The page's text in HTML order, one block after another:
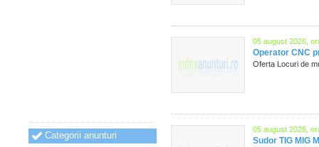
Categorii anunturi
05 august 2026,
Operator CNC
Oferta Locuri de
05 august 2026,
Sudor TIG MIG